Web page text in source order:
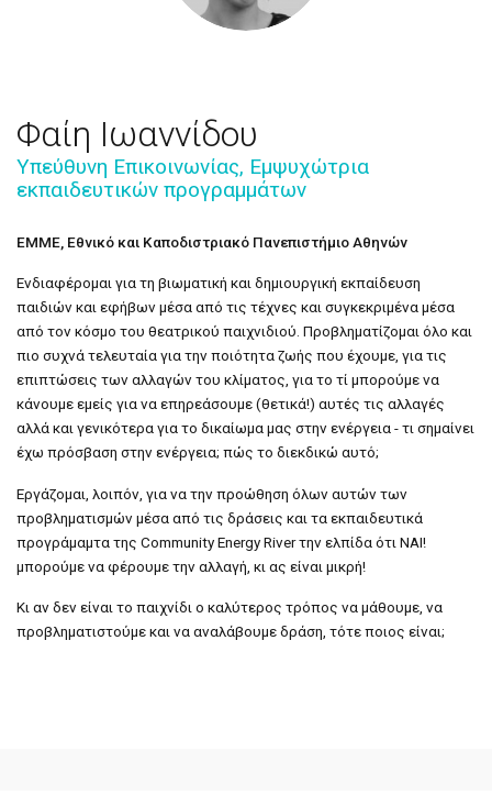
Φαίη Ιωαννίδου
Υπεύθυνη Επικοινωνίας, Εμψυχώτρια
εκπαιδευτικών προγραμμάτων
ΕΜΜΕ, Εθνικό και Καποδιστριακό Πανεπιστήμιο Αθηνών
Ενδιαφέρομαι για τη βιωματική και δημιουργική εκπαίδευση
παιδιών και εφήβων μέσα από τις τέχνες και συγκεκριμένα μέσα
από τον κόσμο του θεατρικού παιχνιδιού. Προβληματίζομαι όλο και
πιο συχνά τελευταία για την ποιότητα ζωής που έχουμε, για τις
επιπτώσεις των αλλαγών του κλίματος, για το τί μπορούμε να
κάνουμε εμείς για να επηρεάσουμε (θετικά!) αυτές τις αλλαγές
αλλά και γενικότερα για το δικαίωμα μας στην ενέργεια - τι σημαίνει
έχω πρόσβαση στην ενέργεια; πώς το διεκδικώ αυτό;
Εργάζομαι, λοιπόν, για να την προώθηση όλων αυτών των
προβληματισμών μέσα από τις δράσεις και τα εκπαιδευτικά
προγράμαμτα της Community Energy River την ελπίδα ότι ΝΑΙ!
μπορούμε να φέρουμε την αλλαγή, κι ας είναι μικρή!
Κι αν δεν είναι το παιχνίδι ο καλύτερος τρόπος να μάθουμε, να
προβληματιστούμε και να αναλάβουμε δράση, τότε ποιος είναι;